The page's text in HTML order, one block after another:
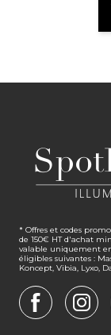
* Offres et codes
de 150€ HT d'achat
valable uniquement
éligibles suivantes :
Koncept, Vibia, Lyxo,